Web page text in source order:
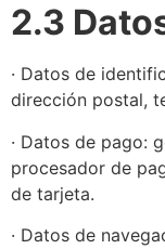
2.3
· Datos de
dirección postal,
· Datos de pago:
procesador de
de tarjeta.
· Datos de